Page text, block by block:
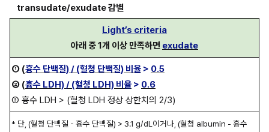
transudate/exudate 감별
Light’s criteria
아래 중 1개 이상 만족하면 exudate
① (흉수 단백질) / (혈청 단백질) 비율 > 0.5
② (흉수 LDH) / (혈청 LDH) 비율 > 0.6
③ 흉수 LDH > (혈청 LDH 정상 상한치의 2/3)
* 단, (혈청 단백질 - 흉수 단백질) > 3.1 g/dL이거나, (혈청 albumin - 흉수